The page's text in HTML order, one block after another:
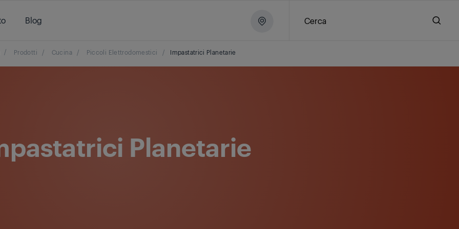
Blog Cerca
/ Prodotti / Cucina / Piccoli Elettrodomestici / Impastatrici Planetarie
Planetarie